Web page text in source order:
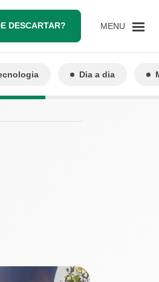
DESCARTAR? MENU
Dia a dia